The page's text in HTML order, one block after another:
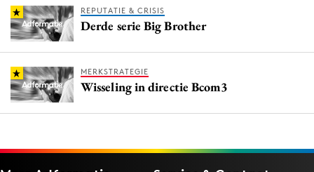
REPUTATIE & CRISIS
Derde serie Big Brother
MERKSTRATEGIE
Wisseling in directie Bcom3